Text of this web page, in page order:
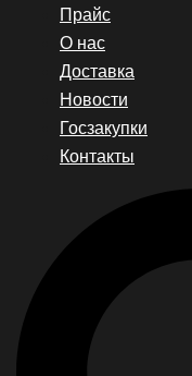
Прайс
О нас
Доставка
Новости
Госзакупки
Контакты